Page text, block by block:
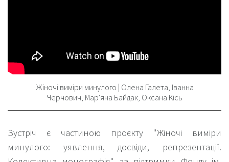
Жіночі виміри минулого | Олена Галета, Іванна
Черчович, Мар'яна Байдак, Оксана Кісь
Зустріч є частиною проєкту "Жіночі виміри
минулого: уявлення, досвіди, репрезентації.